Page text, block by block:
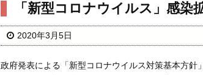
「新型コロナウイルス」感
2020年3月5日
政府発表による「新型コロナウイルス対策基本方